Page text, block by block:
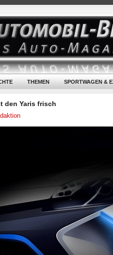
THEMEN SPORTWAGEN &
den Yaris frisch